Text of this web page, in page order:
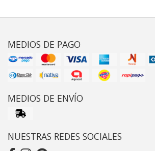
MEDIOS DE PAGO
MEDIOS DE ENVÍO
NUESTRAS REDES SOCIALES